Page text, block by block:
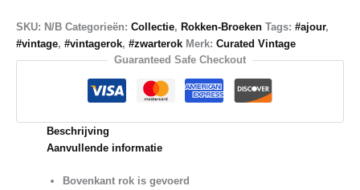
SKU: N/B Categorieën: Collectie, Rokken-Broeken Tags: #ajour,
#vintage, #vintagerok, #zwarterok Merk: Curated Vintage
Guaranteed Safe Checkout
Beschrijving
Aanvullende informatie
Bovenkant rok is gevoerd